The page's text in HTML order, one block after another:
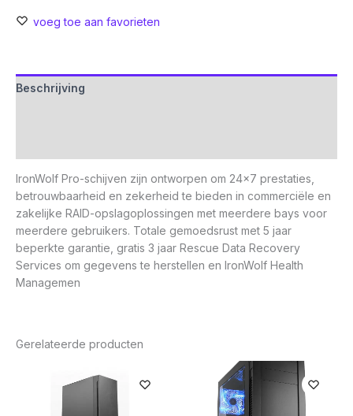
voeg toe aan favorieten
Beschrijving
IronWolf Pro-schijven zijn ontworpen om 24×7 prestaties,
betrouwbaarheid en zekerheid te bieden in commerciële en
zakelijke RAID-opslagoplossingen met meerdere bays voor
meerdere gebruikers. Totale gemoedsrust met 5 jaar
beperkte garantie, gratis 3 jaar Rescue Data Recovery
Services om gegevens te herstellen en IronWolf Health
Managemen
Gerelateerde producten